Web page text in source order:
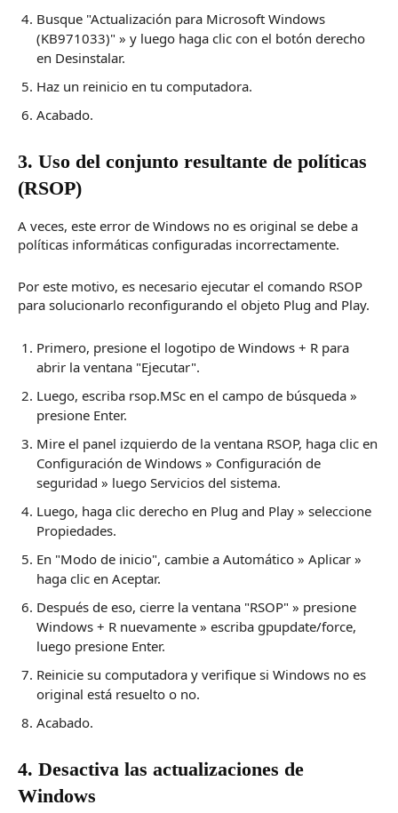
Busque "Actualización para Microsoft Windows
(KB971033)" » y luego haga clic con el botón derecho
en Desinstalar.
Haz un reinicio en tu computadora.
Acabado.
3. Uso del conjunto resultante de políticas
(RSOP)
A veces, este error de Windows no es original se debe a
políticas informáticas configuradas incorrectamente.
Por este motivo, es necesario ejecutar el comando RSOP
para solucionarlo reconfigurando el objeto Plug and Play.
Primero, presione el logotipo de Windows + R para
abrir la ventana "Ejecutar".
Luego, escriba rsop.MSc en el campo de búsqueda »
presione Enter.
Mire el panel izquierdo de la ventana RSOP, haga clic en
Configuración de Windows » Configuración de
seguridad » luego Servicios del sistema.
Luego, haga clic derecho en Plug and Play » seleccione
Propiedades.
En "Modo de inicio", cambie a Automático » Aplicar »
haga clic en Aceptar.
Después de eso, cierre la ventana "RSOP" » presione
Windows + R nuevamente » escriba gpupdate/force,
luego presione Enter.
Reinicie su computadora y verifique si Windows no es
original está resuelto o no.
Acabado.
4. Desactiva las actualizaciones de
Windows